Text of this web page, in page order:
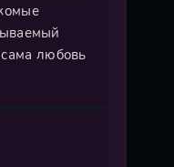
любовь